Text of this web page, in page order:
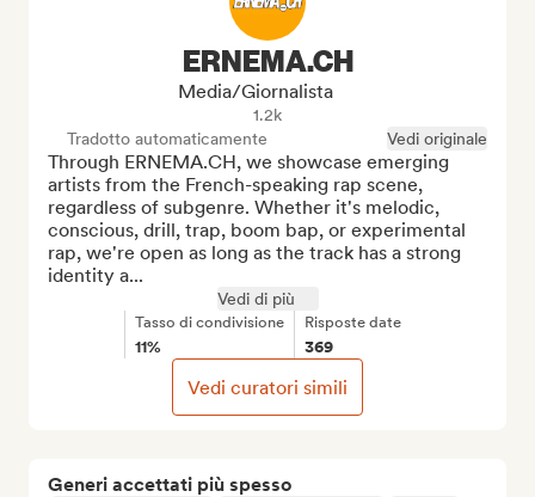
Generi accettati più spesso
ERNEMA.CH
Media/Giornalista
1.2k
Tradotto automaticamente
Vedi originale
Through ERNEMA.CH, we showcase emerging
artists from the French-speaking rap scene,
regardless of subgenre. Whether it's melodic,
conscious, drill, trap, boom bap, or experimental
rap, we're open as long as the track has a strong
identity a...
Vedi di più
Tasso di condivisione
11%
Risposte date
369
Vedi curatori simili